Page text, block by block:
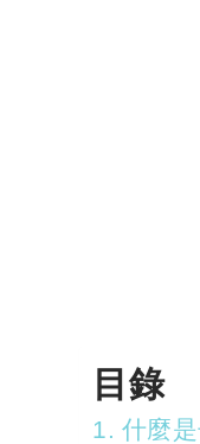
目錄
1. 什麼